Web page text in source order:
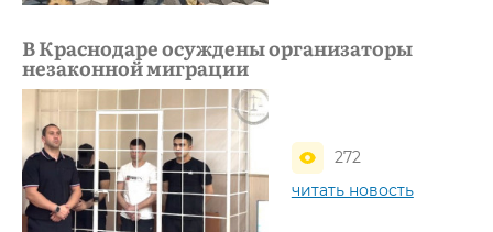
В Краснодаре осуждены организаторы
незаконной миграции
272
читать новость